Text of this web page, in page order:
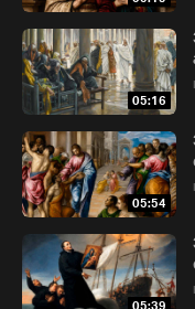
05:16
05:54
05:39